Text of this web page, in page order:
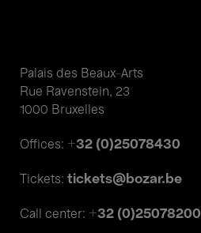
Palais des Beaux-Arts
Rue Ravenstein, 23
1000 Bruxelles
Offices: +32 (0)25078430
Tickets: tickets@bozar.be
Call center: +32 (0)25078200